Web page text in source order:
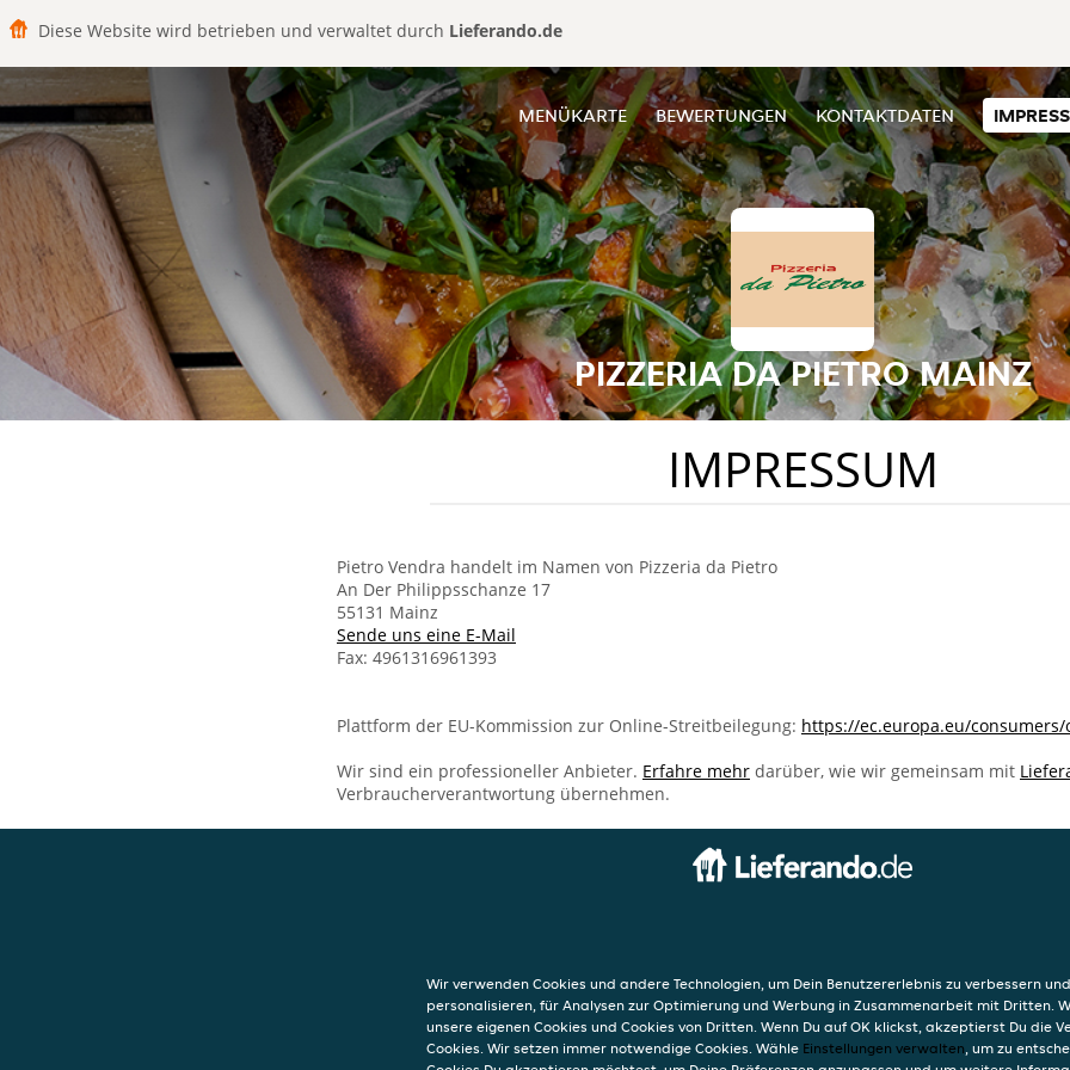
Diese Website wird betrieben und verwaltet durch Lieferando.de
MENÜKARTE BEWERTUNGEN KONTAKTDATEN
PIZZERIA DA PIETRO MAINZ
IMPRESSUM
Pietro Vendra handelt im Namen von Pizzeria da Pietro
An Der Philippsschanze 17
55131 Mainz
Sende uns eine E-Mail
Fax: 4961316961393
Plattform der EU-Kommission zur Online-Streitbeilegung: https://ec.europa.eu/
Wir sind ein professioneller Anbieter. Erfahre mehr darüber, wie wir gemeinsam mit
Verbraucherverantwortung übernehmen.
Mainz
An Der Philippsschanze 17
55131 Mainz
Wir verwenden Cookies und andere Technologien, um Dein Benutzererlebnis zu verbessern
personalisieren, für Analysen zur Optimierung und Werbung in Zusammenarbeit mit Dritten.
unsere eigenen Cookies und Cookies von Dritten. Wenn Du auf OK klickst, akzeptierst Du die
Cookies. Wir setzen immer notwendige Cookies. Wähle Einstellungen verwalten, um zu